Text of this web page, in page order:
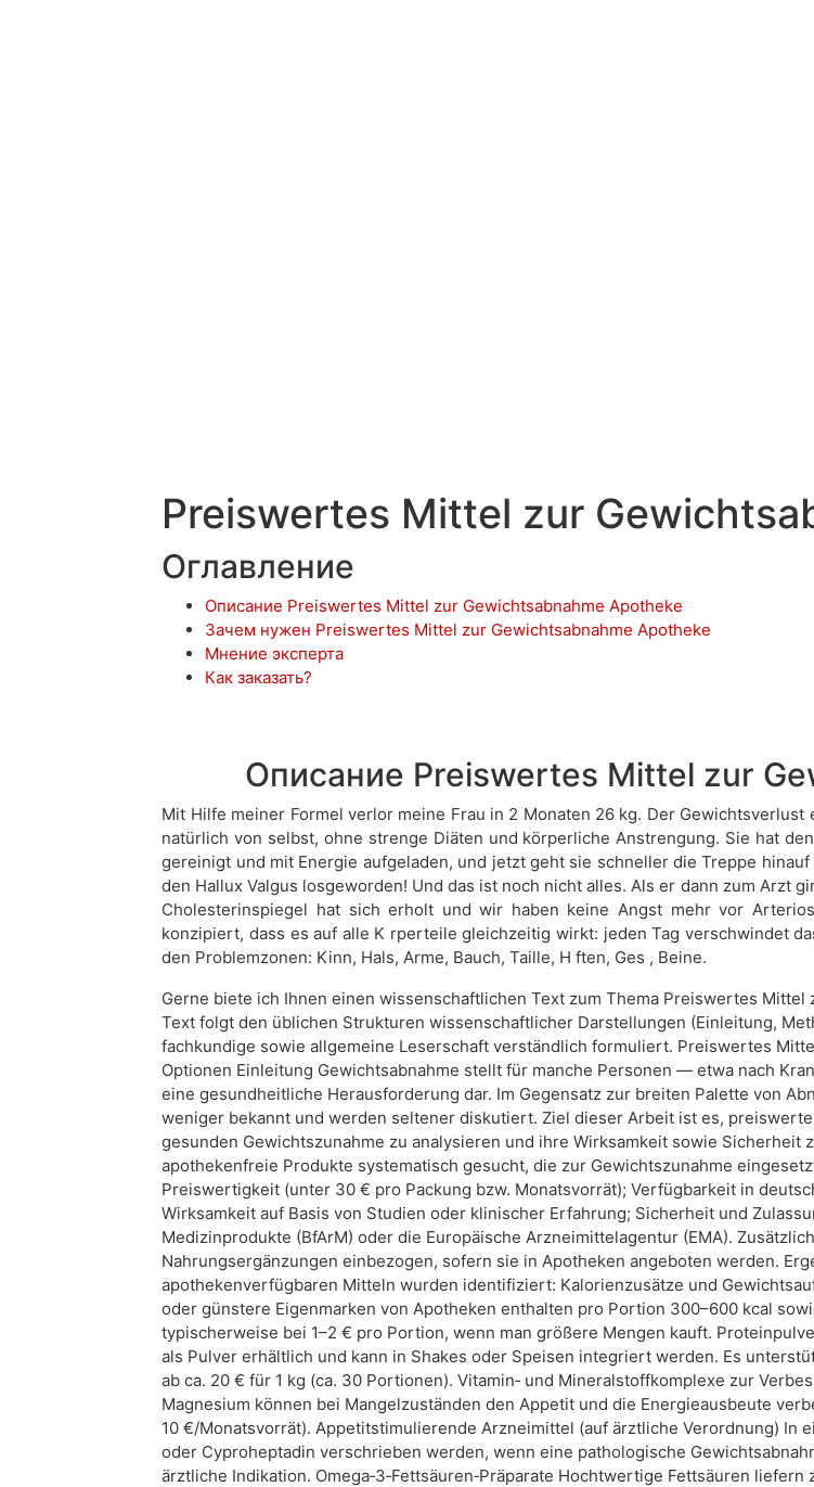
Preiswertes Mittel zur
Оглавление
Описание Preiswertes Mittel zur Gewichtsabnahme Apotheke
Зачем нужен Preiswertes Mittel zur Gewichtsabnahme Apotheke
Мнение эксперта
Как заказать?
Описание Preiswertes Mittel zur
Mit Hilfe meiner Formel verlor meine Frau in 2 Monaten 26 kg. Der Gewichtsverlust
natürlich von selbst, ohne strenge Diäten und körperliche Anstrengung. Sie hat
gereinigt und mit Energie aufgeladen, und jetzt geht sie schneller die Treppe
den Hallux Valgus losgeworden! Und das ist noch nicht alles. Als er dann zum Arzt
Cholesterinspiegel hat sich erholt und wir haben keine Angst mehr vor
konzipiert, dass es auf alle K rperteile gleichzeitig wirkt: jeden Tag verschwindet
den Problemzonen: Kinn, Hals, Arme, Bauch, Taille, H ften, Ges , Beine.
Gerne biete ich Ihnen einen wissenschaftlichen Text zum Thema Preiswertes
Text folgt den üblichen Strukturen wissenschaftlicher Darstellungen (Einleitung,
fachkundige sowie allgemeine Leserschaft verständlich formuliert. Preiswertes
Optionen Einleitung Gewichtsabnahme stellt für manche Personen — etwa nach
eine gesundheitliche Herausforderung dar. Im Gegensatz zur breiten Palette von
weniger bekannt und werden seltener diskutiert. Ziel dieser Arbeit ist es,
gesunden Gewichtszunahme zu analysieren und ihre Wirksamkeit sowie
apothekenfreie Produkte systematisch gesucht, die zur Gewichtszunahme
Preiswertigkeit (unter 30 € pro Packung bzw. Monatsvorrät); Verfügbarkeit in
Wirksamkeit auf Basis von Studien oder klinischer Erfahrung; Sicherheit und
Medizinprodukte (BfArM) oder die Europäische Arzneimittelagentur (EMA).
Nahrungsergänzungen einbezogen, sofern sie in Apotheken angeboten werden.
apothekenverfügbaren Mitteln wurden identifiziert: Kalorienzusätze und
oder günstere Eigenmarken von Apotheken enthalten pro Portion 300–600 kcal
typischerweise bei 1–2 € pro Portion, wenn man größere Mengen kauft.
als Pulver erhältlich und kann in Shakes oder Speisen integriert werden. Es
ab ca. 20 € für 1 kg (ca. 30 Portionen). Vitamin‑ und Mineralstoffkomplexe zur
Magnesium können bei Mangelzuständen den Appetit und die Energieausbeute
10 €/Monatsvorrät). Appetitstimulierende Arzneimittel (auf ärztliche Verordnung) In
oder Cyproheptadin verschrieben werden, wenn eine pathologische
ärztliche Indikation. Omega‑3‑Fettsäuren‑Präparate Hochtwertige Fettsäuren